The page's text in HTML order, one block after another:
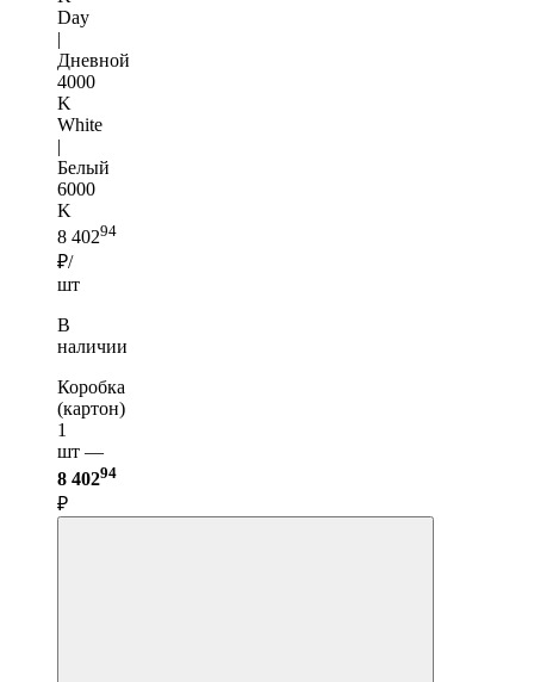
Day
|
Дневной
4000
K
White
|
Белый
6000
K
8 40294
₽/
шт
В
наличии
Коробка
(картон)
1
шт —
8 40294
₽